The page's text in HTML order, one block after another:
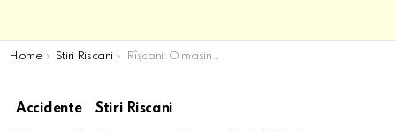
You are here:
Home Stiri Riscani Rîșcani: O mașină s-a izbit într-o poartă. Șoferul, sub influența alcoolului
Accidente Stiri Riscani